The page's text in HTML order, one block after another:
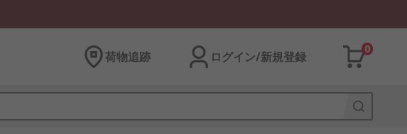
荷物追跡 ログイン/新規登録
0